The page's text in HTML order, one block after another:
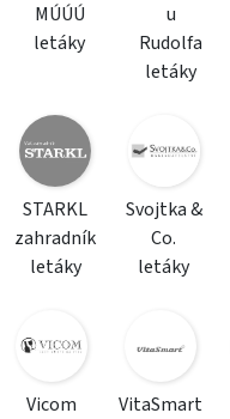
MÚÚÚ
letáky
u
Rudolfa
letáky
STARKL
zahradník
letáky
Svojtka &
Co.
letáky
Vicom
VitaSmart